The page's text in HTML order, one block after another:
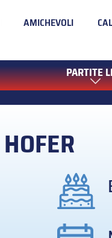
AMICHEVOLI
PARTITE
HOFER